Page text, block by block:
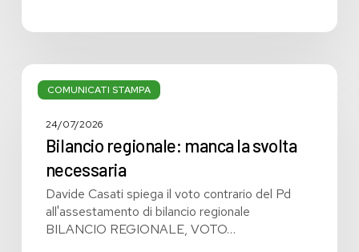
COMUNICATI STAMPA
Bilancio
regionale:
svolta
24/07/2026
Bilancio regionale: manca la svolta
necessaria
Davide Casati spiega il voto contrario del Pd
all'assestamento di bilancio regionale
BILANCIO REGIONALE, VOTO…